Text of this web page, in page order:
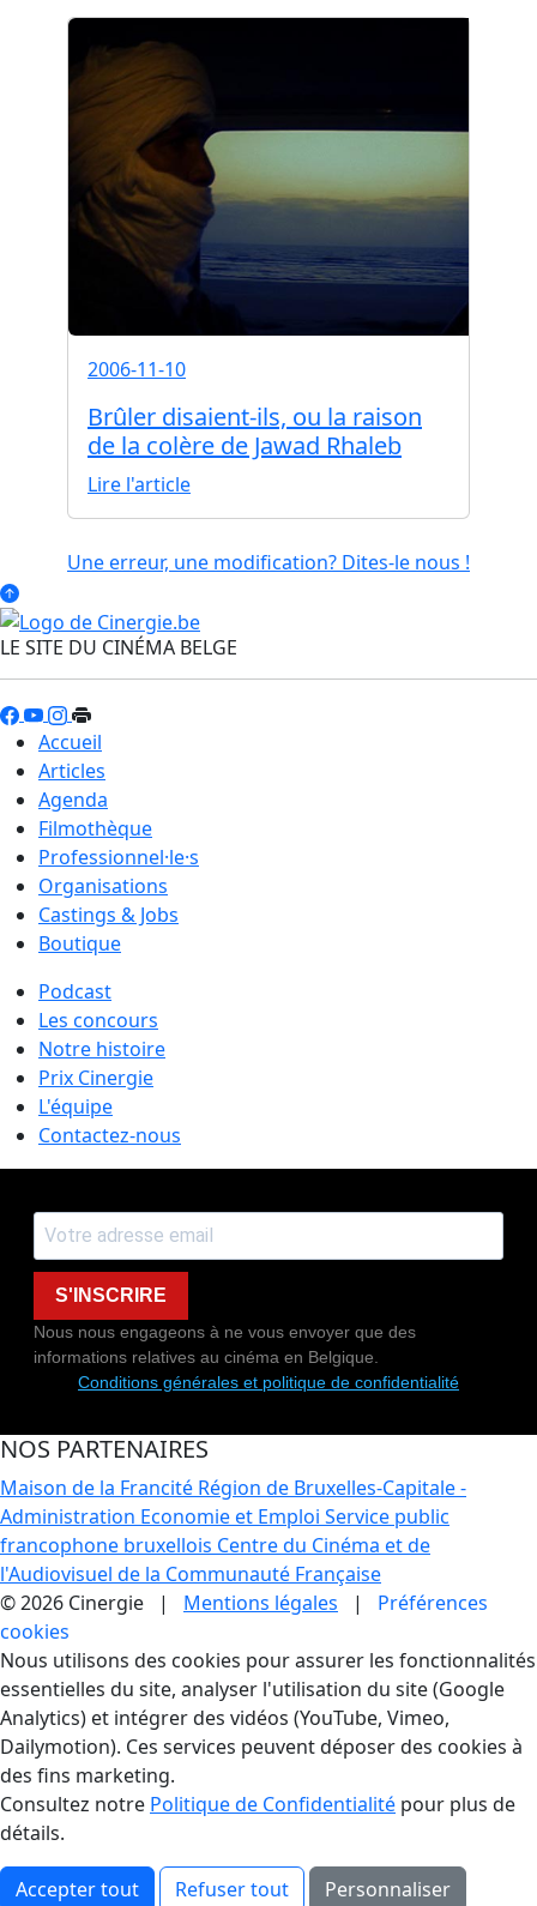
2006-11-10
Brûler disaient-ils, ou la raison
de la colère de Jawad Rhaleb
Lire l'article
Une erreur, une modification? Dites-le nous !
LE SITE DU CINÉMA BELGE
Accueil
Articles
Agenda
Filmothèque
Professionnel·le·s
Organisations
Castings & Jobs
Boutique
Podcast
Les concours
Notre histoire
Prix Cinergie
L'équipe
Contactez-nous
S'INSCRIRE
Nous nous engageons à ne vous envoyer que des
informations relatives au cinéma en Belgique.
Conditions générales et politique de confidentialité
NOS PARTENAIRES
Maison de la Francité Région de Bruxelles-Capitale -
Administration Economie et Emploi Service public
francophone bruxellois Centre du Cinéma et de
l'Audiovisuel de la Communauté Française
© 2026 Cinergie | Mentions légales | Préférences
cookies
Gestion des Cookies
Nous utilisons des cookies pour assurer les fonctionnalités
essentielles du site, analyser l'utilisation du site (Google
Analytics) et intégrer des vidéos (YouTube, Vimeo,
Dailymotion). Ces services peuvent déposer des cookies à
des fins marketing.
Consultez notre Politique de Confidentialité pour plus de
détails.
Accepter tout Refuser tout Personnaliser